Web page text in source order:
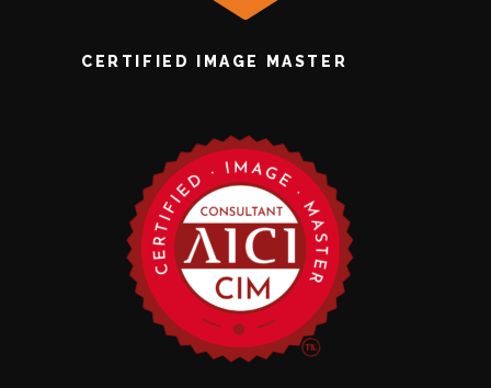
CERTIFIED IMAGE MASTER